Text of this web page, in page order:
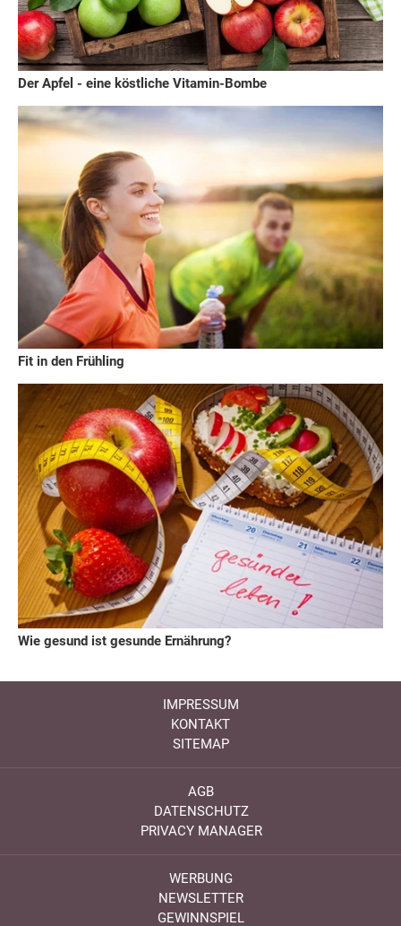
Der Apfel - eine köstliche Vitamin-Bombe
Fit in den Frühling
Wie gesund ist gesunde Ernährung?
IMPRESSUM
KONTAKT
SITEMAP
AGB
DATENSCHUTZ
PRIVACY MANAGER
WERBUNG
NEWSLETTER
GEWINNSPIEL